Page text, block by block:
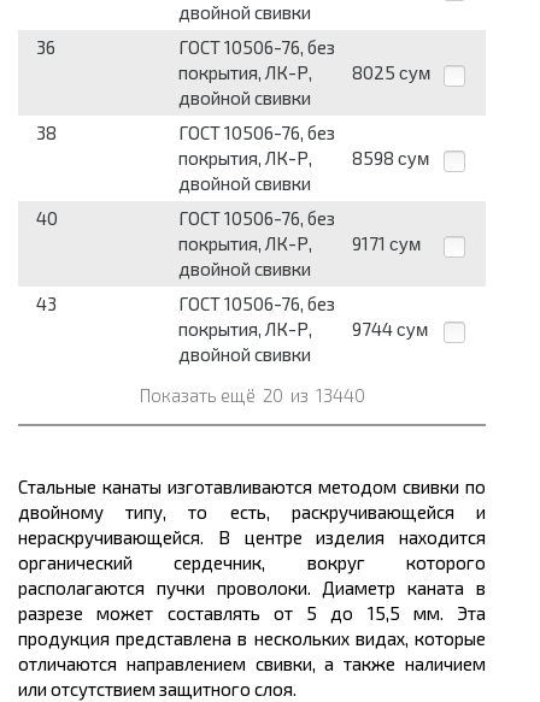
двойной свивки
36
ГОСТ 10506-76, без
покрытия, ЛК-Р,
двойной свивки
8025 сум
38
ГОСТ 10506-76, без
покрытия, ЛК-Р,
двойной свивки
8598 сум
40
ГОСТ 10506-76, без
покрытия, ЛК-Р,
двойной свивки
9171 сум
43
ГОСТ 10506-76, без
покрытия, ЛК-Р,
двойной свивки
9744 сум
Показать ещё 20 из 13440
Стальные канаты изготавливаются методом свивки по
двойному типу, то есть, раскручивающейся и
нераскручивающейся. В центре изделия находится
органический сердечник, вокруг которого
располагаются пучки проволоки. Диаметр каната в
разрезе может составлять от 5 до 15,5 мм. Эта
продукция представлена в нескольких видах, которые
отличаются направлением свивки, а также наличием
или отсутствием защитного слоя.